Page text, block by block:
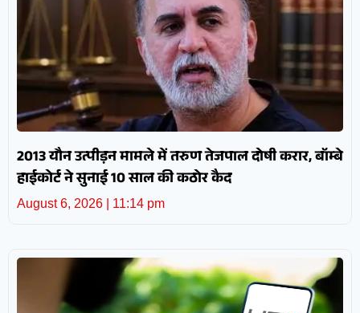
2013 यौन उत्पीड़न मामले में तरुण तेजपाल दोषी करार, बॉम्बे
हाईकोर्ट ने सुनाई 10 साल की कठोर कैद
August 6, 2026 11:14 pm